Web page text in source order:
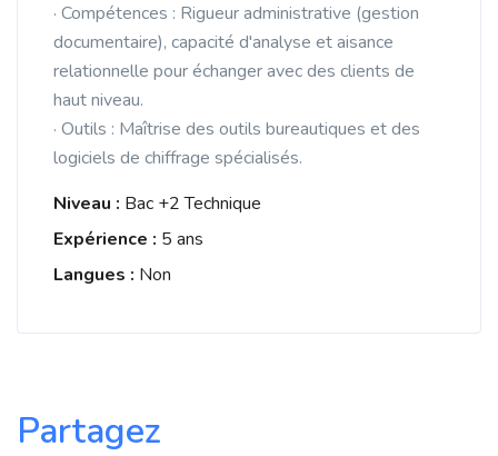
· Compétences : Rigueur administrative (gestion
documentaire), capacité d'analyse et aisance
relationnelle pour échanger avec des clients de
haut niveau.
· Outils : Maîtrise des outils bureautiques et des
logiciels de chiffrage spécialisés.
Niveau : Bac +2 Technique
Expérience : 5 ans
Langues : Non
Partagez